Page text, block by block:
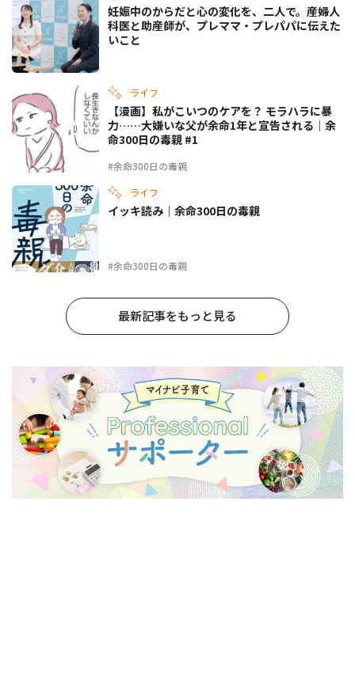
妊娠中のからだと心の変化を、二人で。産婦人
科医と助産師が、プレママ・プレパパに伝えた
いこと
ライフ
#余命300日の毒親
【漫画】私がこいつのケアを？ モラハラに暴
力……大嫌いな父が余命1年と宣告される｜余
命300日の毒親 #1
ライフ
#余命300日の毒親
イッキ読み｜余命300日の毒親
最新記事をもっと見る